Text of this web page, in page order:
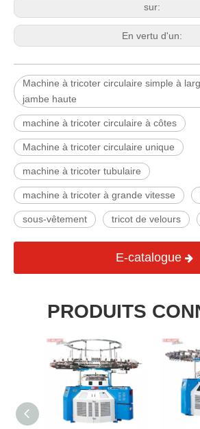
sur:
En vertu d'un:
Machine à tricoter circulaire simple à
jambe haute
machine à tricoter circulaire à côtes
Machine à tricoter circulaire unique
machine à tricoter tubulaire
machine à tricoter à grande vitesse
sous-vêtement tricot de velours
E-catalogue
PRODUITS